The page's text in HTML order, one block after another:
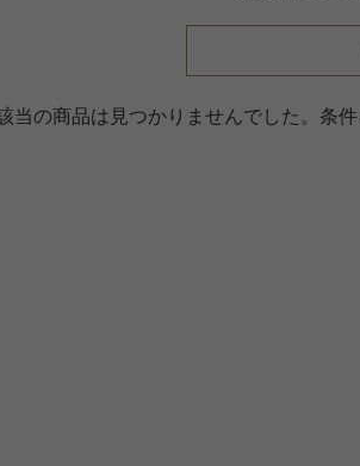
当の商品は見つかりませんでした。条